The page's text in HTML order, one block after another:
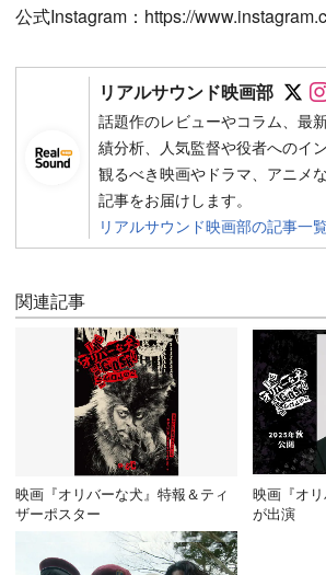
公式Instagram：https://
リアルサウンド映画部
話題作のレビューやコラム、最
績分析、人気監督や役者へのイ
観るべき映画やドラマ、アニメ
記事をお届けします。
リアルサウンド映画部の記事一
関連記事
映画『オリバーな犬』特報＆ティ
ザーポスター
映画『オ
が出演